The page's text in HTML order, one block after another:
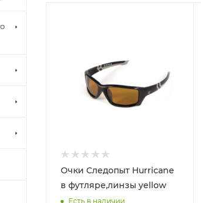
Очки Следопыт Hurricane
в футляре,линзы yellow
Есть в наличии